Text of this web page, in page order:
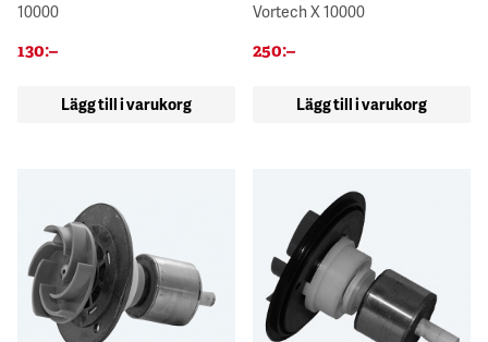
10000
130:–
Lägg till i varukorg
Vortech X 10000
250:–
Lägg till i varukorg